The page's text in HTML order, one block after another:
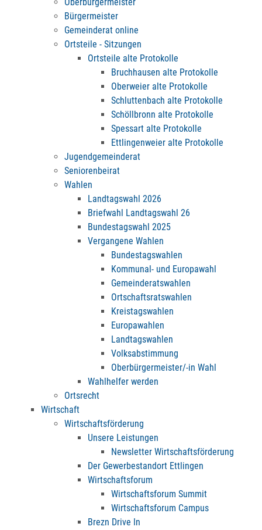
Bürgermeister
Gemeinderat online
Ortsteile - Sitzungen
Ortsteile alte Protokolle
Bruchhausen alte Protokolle
Oberweier alte Protokolle
Schluttenbach alte Protokolle
Schöllbronn alte Protokolle
Spessart alte Protokolle
Ettlingenweier alte Protokolle
Jugendgemeinderat
Seniorenbeirat
Wahlen
Landtagswahl 2026
Briefwahl Landtagswahl 26
Bundestagswahl 2025
Vergangene Wahlen
Bundestagswahlen
Kommunal- und Europawahl
Gemeinderatswahlen
Ortschaftsratswahlen
Kreistagswahlen
Europawahlen
Landtagswahlen
Volksabstimmung
Oberbürgermeister/-in Wahl
Wahlhelfer werden
Ortsrecht
Wirtschaft
Wirtschaftsförderung
Unsere Leistungen
Newsletter Wirtschaftsförderung
Der Gewerbestandort Ettlingen
Wirtschaftsforum
Wirtschaftsforum Summit
Wirtschaftsforum Campus
Brezn Drive In